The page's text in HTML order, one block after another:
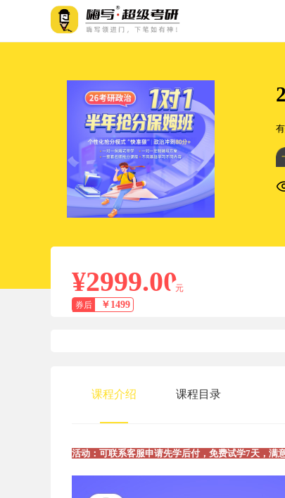
¥2999.00
元
券后
￥1499
课程介绍 课程目录
活动：可联系客服申请先学后付，免费试学7天，满